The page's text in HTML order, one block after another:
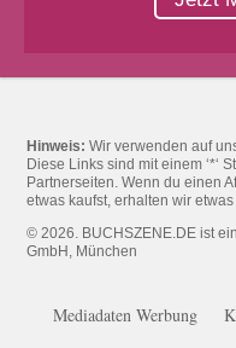
Hinweis: Wir verwenden auf
Diese Links sind mit einem ‘*‘
Partnerseiten. Wenn du einen
etwas kaufst, erhalten wir
© 2026. BUCHSZENE.DE ist
GmbH, München
Mediadaten Werbung